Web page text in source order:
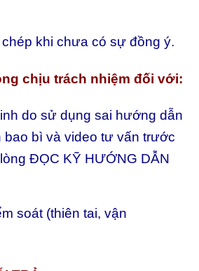
khi chưa có sự đồng ý.
chịu trách nhiệm đối với:
do sử dụng sai hướng dẫn
bao bì và video tư vấn trước
ĐỌC KỸ HƯỚNG DẪN
soát (thiên tai, vận